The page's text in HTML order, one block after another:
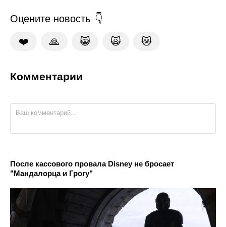
Оцените новость
❤️ 🙏 😹 🙀 😿
Комментарии
После кассового провала Disney не бросает
"Мандалорца и Грогу"